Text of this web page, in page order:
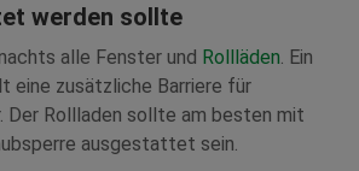
werden sollte
alle Fenster und Rollläden . Ein
eine zusätzliche Barriere für
Der Rollladen sollte am besten mit
ausgestattet sein.